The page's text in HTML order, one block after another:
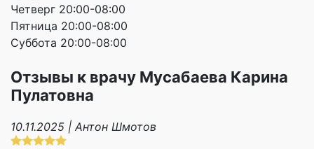
Четверг 20:00-08:00
Пятница 20:00-08:00
Суббота 20:00-08:00
Отзывы к врачу Мусабаева Карина
Пулатовна
10.11.2025 | Антон Шмотов